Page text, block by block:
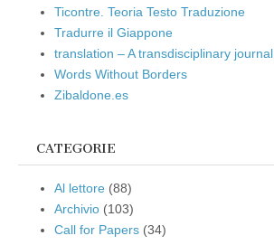
Ticontre. Teoria Testo Traduzione
Tradurre il Giappone
translation – A transdisciplinary journal
Words Without Borders
Zibaldone.es
CATEGORIE
Al lettore (88)
Archivio (103)
Call for Papers (34)